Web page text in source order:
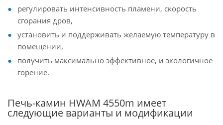
регулировать интенсивность пламени, скорость
сгорания дров,
установить и поддерживать желаемую температуру в
помещении,
получить максимально эффективное, и экологичное
горение.
Печь-камин HWAM 4550m имеет
следующие варианты и модификации